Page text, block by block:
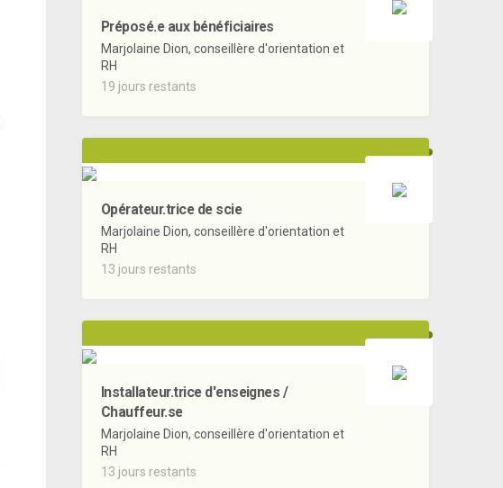
Préposé.e aux bénéficiaires
Marjolaine Dion, conseillère d'orientation et
RH
19 jours restants
Opérateur.trice de scie
Marjolaine Dion, conseillère d'orientation et
RH
13 jours restants
Installateur.trice d'enseignes /
Chauffeur.se
Marjolaine Dion, conseillère d'orientation et
RH
13 jours restants